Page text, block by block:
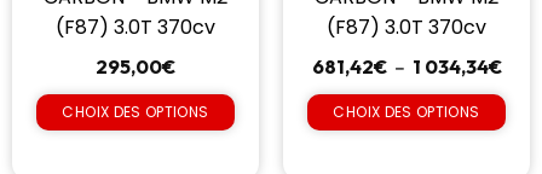
(F87) 3.0T 370cv
295,00€
CHOIX DES OPTIONS
(F87) 3.0T 370cv
681,42€ – 1 034,34€
CHOIX DES OPTIONS